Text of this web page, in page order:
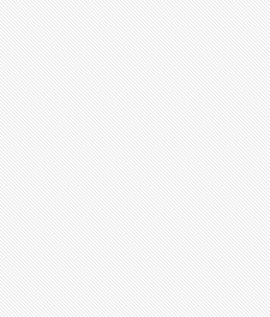
รีวิว
บันเทิง
นักแสดง, นักร้อง, โมเดล
อินฟลูเอนเซอร์
ไลฟ์สไตล์
ความงาม
แฟชั่น
สุขภาพ